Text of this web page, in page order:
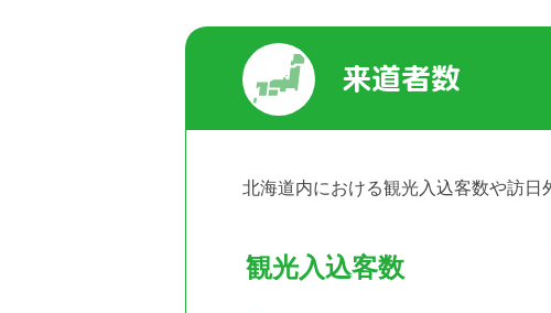
来道者数
北海道内における観光入込客数や訪
観光入込客数